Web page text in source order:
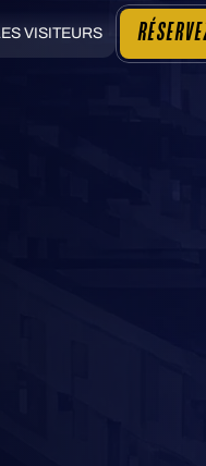
VISITEURS